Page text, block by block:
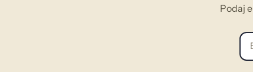
Podaj
E-